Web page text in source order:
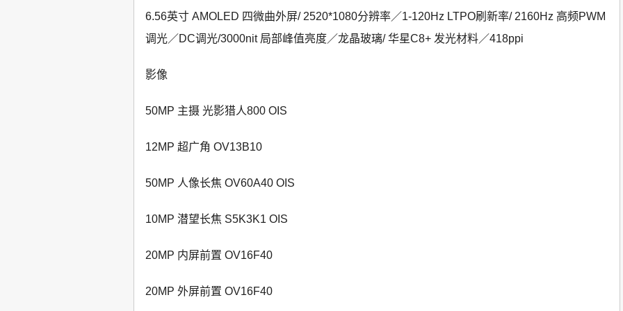
6.56英寸 AMOLED 四微曲外屏/ 2520*1080分辨率／1-120Hz LTPO刷新率/ 2160Hz 高频PWM
调光／DC调光/3000nit 局部峰值亮度／龙晶玻璃/ 华星C8+ 发光材料／418ppi
影像
50MP 主摄 光影猎人800 OIS
12MP 超广角 OV13B10
50MP 人像长焦 OV60A40 OIS
10MP 潜望长焦 S5K3K1 OIS
20MP 内屏前置 OV16F40
20MP 外屏前置 OV16F40